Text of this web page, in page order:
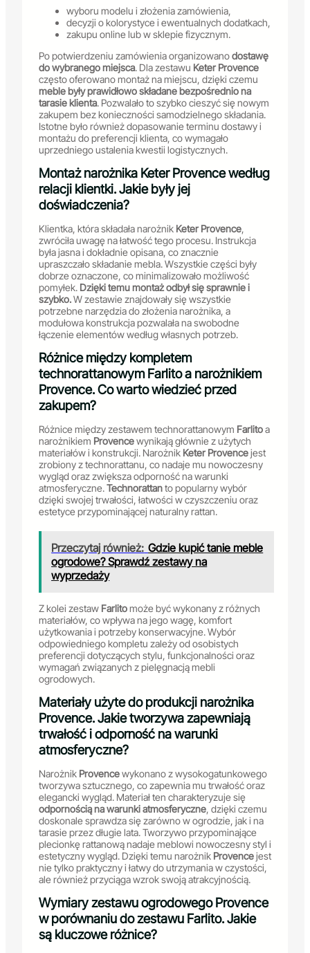
wyboru modelu i złożenia zamówienia,
decyzji o kolorystyce i ewentualnych dodatkach,
zakupu online lub w sklepie fizycznym.
Po potwierdzeniu zamówienia organizowanodostawę
do wybranego miejsca. Dla zestawu Keter Provence
często oferowano montaż na miejscu, dzięki czemu
meble były prawidłowo składane bezpośrednio na
tarasie klienta. Pozwalało to szybko cieszyć się nowym
zakupem bez konieczności samodzielnego składania.
Istotne było również dopasowanie terminu dostawy i
montażu do preferencji klienta, co wymagało
uprzedniego ustalenia kwestii logistycznych.
Montaż narożnika Keter Provence według
relacji klientki. Jakie były jej
doświadczenia?
Klientka, która składała narożnik Keter Provence,
zwróciła uwagę na łatwość tego procesu. Instrukcja
była jasna i dokładnie opisana, co znacznie
upraszczało składanie mebla. Wszystkie części były
dobrze oznaczone, co minimalizowało możliwość
pomyłek. Dzięki temu montaż odbył się sprawnie i
szybko.W zestawie znajdowały się wszystkie
potrzebne narzędzia do złożenia narożnika, a
modułowa konstrukcja pozwalała na swobodne
łączenie elementów według własnych potrzeb.
Różnice między kompletem
technorattanowym Farlito a narożnikiem
Provence. Co warto wiedzieć przed
zakupem?
Różnice między zestawem technorattanowym Farlitoa
narożnikiem Provencewynikają głównie z użytych
materiałów i konstrukcji. Narożnik Keter Provencejest
zrobiony z technorattanu, co nadaje mu nowoczesny
wygląd oraz zwiększa odporność na warunki
atmosferyczne.Technorattanto popularny wybór
dzięki swojej trwałości, łatwości w czyszczeniu oraz
estetyce przypominającej naturalny rattan.
Przeczytaj również: Gdzie kupić tanie meble
ogrodowe? Sprawdź zestawy na
wyprzedaży
Z kolei zestaw Farlitomoże być wykonany z różnych
materiałów, co wpływa na jego wagę, komfort
użytkowania i potrzeby konserwacyjne. Wybór
odpowiedniego kompletu zależy od osobistych
preferencji dotyczących stylu, funkcjonalności oraz
wymagań związanych z pielęgnacją mebli
ogrodowych.
Materiały użyte do produkcji narożnika
Provence. Jakie tworzywa zapewniają
trwałość i odporność na warunki
atmosferyczne?
Narożnik Provencewykonano z wysokogatunkowego
tworzywa sztucznego, co zapewnia mu trwałość oraz
elegancki wygląd. Materiał ten charakteryzuje się
odpornością na warunki atmosferyczne, dzięki czemu
doskonale sprawdza się zarówno w ogrodzie, jak i na
tarasie przez długie lata. Tworzywo przypominające
plecionkę rattanową nadaje meblowi nowoczesny styl i
estetyczny wygląd. Dzięki temu narożnik Provencejest
nie tylko praktyczny i łatwy do utrzymania w czystości,
ale również przyciąga wzrok swoją atrakcyjnością.
Wymiary zestawu ogrodowego Provence
w porównaniu do zestawu Farlito. Jakie
są kluczowe różnice?